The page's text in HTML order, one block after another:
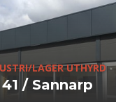
LAGER UTHYRD
/ Sannarp